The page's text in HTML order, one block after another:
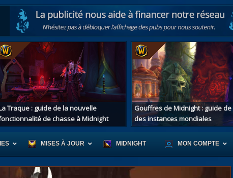
Traque : guide de la nouvelle
de chasse à Midnight
Gouffres de Midnight : guide
des instances mondiales
MISES À JOUR MIDNIGHT MON COMPTE